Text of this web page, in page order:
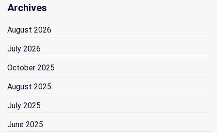
Archives
August 2026
July 2026
October 2025
August 2025
July 2025
June 2025